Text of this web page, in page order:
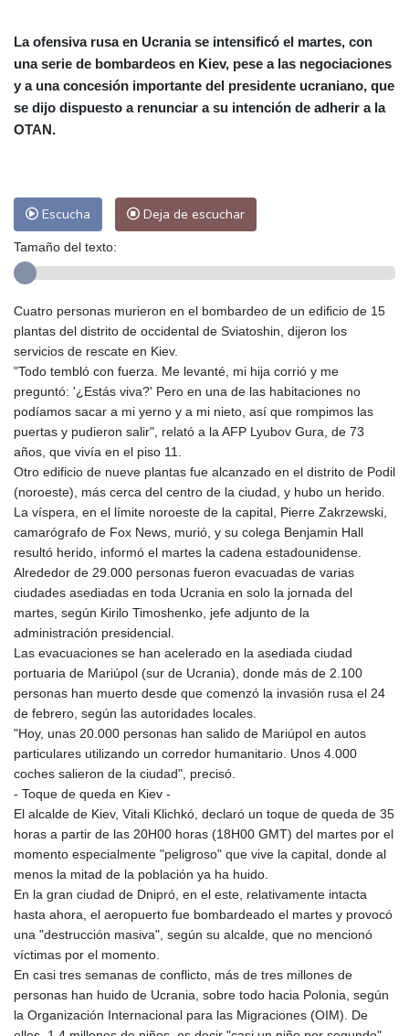
La ofensiva rusa en Ucrania se intensificó el martes, con
una serie de bombardeos en Kiev, pese a las negociaciones
y a una concesión importante del presidente ucraniano, que
se dijo dispuesto a renunciar a su intención de adherir a la
OTAN.
Escucha Deja de escuchar
Tamaño del texto:
Cuatro personas murieron en el bombardeo de un edificio de 15
plantas del distrito de occidental de Sviatoshin, dijeron los
servicios de rescate en Kiev.
"Todo tembló con fuerza. Me levanté, mi hija corrió y me
preguntó: '¿Estás viva?' Pero en una de las habitaciones no
podíamos sacar a mi yerno y a mi nieto, así que rompimos las
puertas y pudieron salir", relató a la AFP Lyubov Gura, de 73
años, que vivía en el piso 11.
Otro edificio de nueve plantas fue alcanzado en el distrito de Podil
(noroeste), más cerca del centro de la ciudad, y hubo un herido.
La víspera, en el límite noroeste de la capital, Pierre Zakrzewski,
camarógrafo de Fox News, murió, y su colega Benjamin Hall
resultó herido, informó el martes la cadena estadounidense.
Alrededor de 29.000 personas fueron evacuadas de varias
ciudades asediadas en toda Ucrania en solo la jornada del
martes, según Kirilo Timoshenko, jefe adjunto de la
administración presidencial.
Las evacuaciones se han acelerado en la asediada ciudad
portuaria de Mariúpol (sur de Ucrania), donde más de 2.100
personas han muerto desde que comenzó la invasión rusa el 24
de febrero, según las autoridades locales.
"Hoy, unas 20.000 personas han salido de Mariúpol en autos
particulares utilizando un corredor humanitario. Unos 4.000
coches salieron de la ciudad", precisó.
- Toque de queda en Kiev -
El alcalde de Kiev, Vitali Klichkó, declaró un toque de queda de 35
horas a partir de las 20H00 horas (18H00 GMT) del martes por el
momento especialmente "peligroso" que vive la capital, donde al
menos la mitad de la población ya ha huido.
En la gran ciudad de Dnipró, en el este, relativamente intacta
hasta ahora, el aeropuerto fue bombardeado el martes y provocó
una "destrucción masiva", según su alcalde, que no mencionó
víctimas por el momento.
En casi tres semanas de conflicto, más de tres millones de
personas han huido de Ucrania, sobre todo hacia Polonia, según
la Organización Internacional para las Migraciones (OIM). De